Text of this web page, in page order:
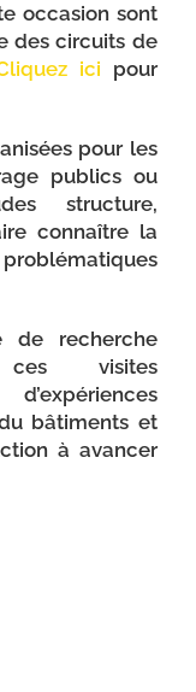
occasion sont
des circuits de
ici pour
pour les
publics ou
structure,
connaître la
de recherche
ces visites
bâtiments et
à avancer